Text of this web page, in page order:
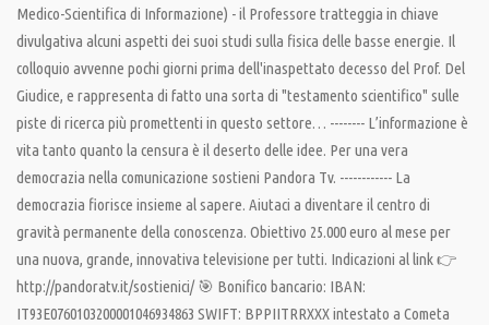
Medico-Scientifica di Informazione) - il Professore tratteggia in chiave
divulgativa alcuni aspetti dei suoi studi sulla fisica delle basse energie. Il
colloquio avvenne pochi giorni prima dell'inaspettato decesso del Prof. Del
Giudice, e rappresenta di fatto una sorta di "testamento scientifico" sulle
piste di ricerca più promettenti in questo settore… -------- L’informazione è
vita tanto quanto la censura è il deserto delle idee. Per una vera
democrazia nella comunicazione sostieni Pandora Tv. ------------ La
democrazia fiorisce insieme al sapere. Aiutaci a diventare il centro di
gravità permanente della conoscenza. Obiettivo 25.000 euro al mese per
una nuova, grande, innovativa televisione per tutti. Indicazioni al link 👉
http://pandoratv.it/sostienici/ 🎯 Bonifico bancario: IBAN:
IT93E0760103200001046934863 SWIFT: BPPIITRRXXX intestato a Cometa